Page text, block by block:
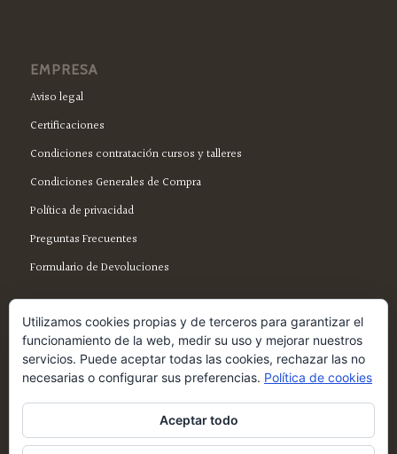
EMPRESA
Aviso legal
Certificaciones
Condiciones contratación cursos y talleres
Condiciones Generales de Compra
Política de privacidad
Preguntas Frecuentes
Formulario de Devoluciones
SÍGUENOS EN FACEBOOK
Utilizamos cookies propias y de terceros para garantizar el
funcionamiento de la web, medir su uso y mejorar nuestros
servicios. Puede aceptar todas las cookies, rechazar las no
necesarias o configurar sus preferencias. Política de cookies
Aceptar todo